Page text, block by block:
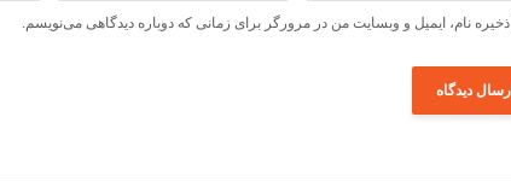
ذخیره نام، ایمیل و وبسایت من در مرورگر برای زمانی که دوباره دیدگاهی می‌نویسم.